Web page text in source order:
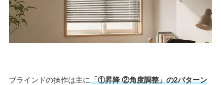
ブラインドの操作は主に「①昇降 ②角度調整」の2パターン